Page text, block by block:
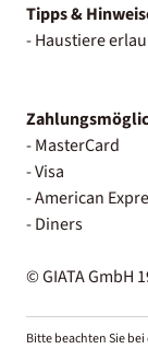
Tipps &
- Haustiere
- MasterCard
- Visa
- American
- Diners
© GIATA GmbH
Bitte beachten Sie